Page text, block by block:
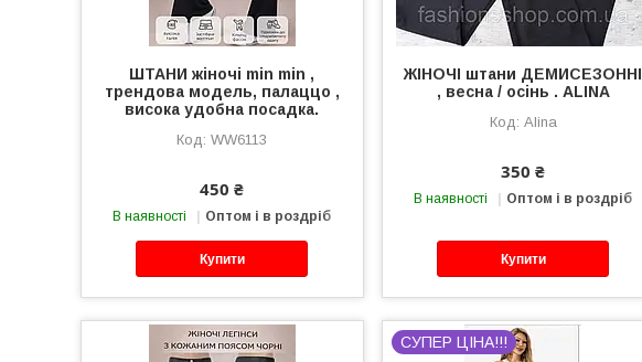
ШТАНИ жіночі min min ,
трендова модель, палаццо ,
висока удобна посадка.
WW6113
450 ₴
В наявності Оптом і в роздріб
Купити
ЖІНОЧІ штани ДЕМИСЕЗОННІ
, весна / осінь . АLINA
Alina
350 ₴
В наявності Оптом і в роздріб
Купити
СУПЕР ЦІНА!!!